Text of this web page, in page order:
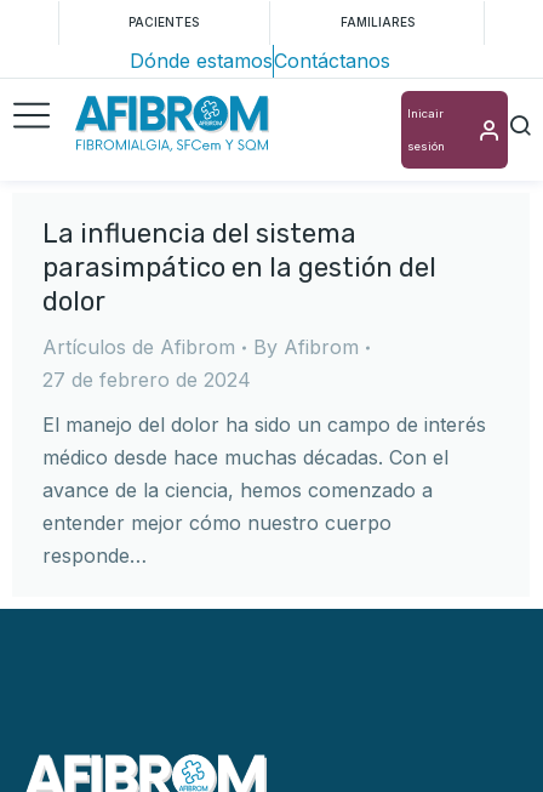
PACIENTES FAMILIARES
Dónde estamosContáctanos
Inicair
sesión
La influencia del sistema
parasimpático en la gestión del
dolor
Artículos de Afibrom By Afibrom
27 de febrero de 2024
El manejo del dolor ha sido un campo de interés
médico desde hace muchas décadas. Con el
avance de la ciencia, hemos comenzado a
entender mejor cómo nuestro cuerpo
responde…